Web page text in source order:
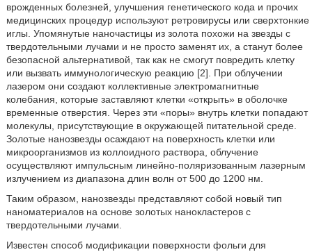
врожденных болезней, улучшения генетического кода и прочих
медицинских процедур используют ретровирусы или сверхтонкие
иглы. Упомянутые наночастицы из золота похожи на звезды с
твердотельными лучами и не просто заменят их, а станут более
безопасной альтернативой, так как не смогут повредить клетку
или вызвать иммунологическую реакцию [2]. При облучении
лазером они создают коллективные электромагнитные
колебания, которые заставляют клетки «открыть» в оболочке
временные отверстия. Через эти «поры» внутрь клетки попадают
молекулы, присутствующие в окружающей питательной среде.
Золотые нанозвезды осаждают на поверхность клетки или
микроорганизмов из коллоидного раствора, облучение
осуществляют импульсным линейно-поляризованным лазерным
излучением из диапазона длин волн от 500 до 1200 нм.
Таким образом, нанозвезды представляют собой новый тип
наноматериалов на основе золотых нанокластеров с
твердотельными лучами.
Известен способ модификации поверхности фольги для